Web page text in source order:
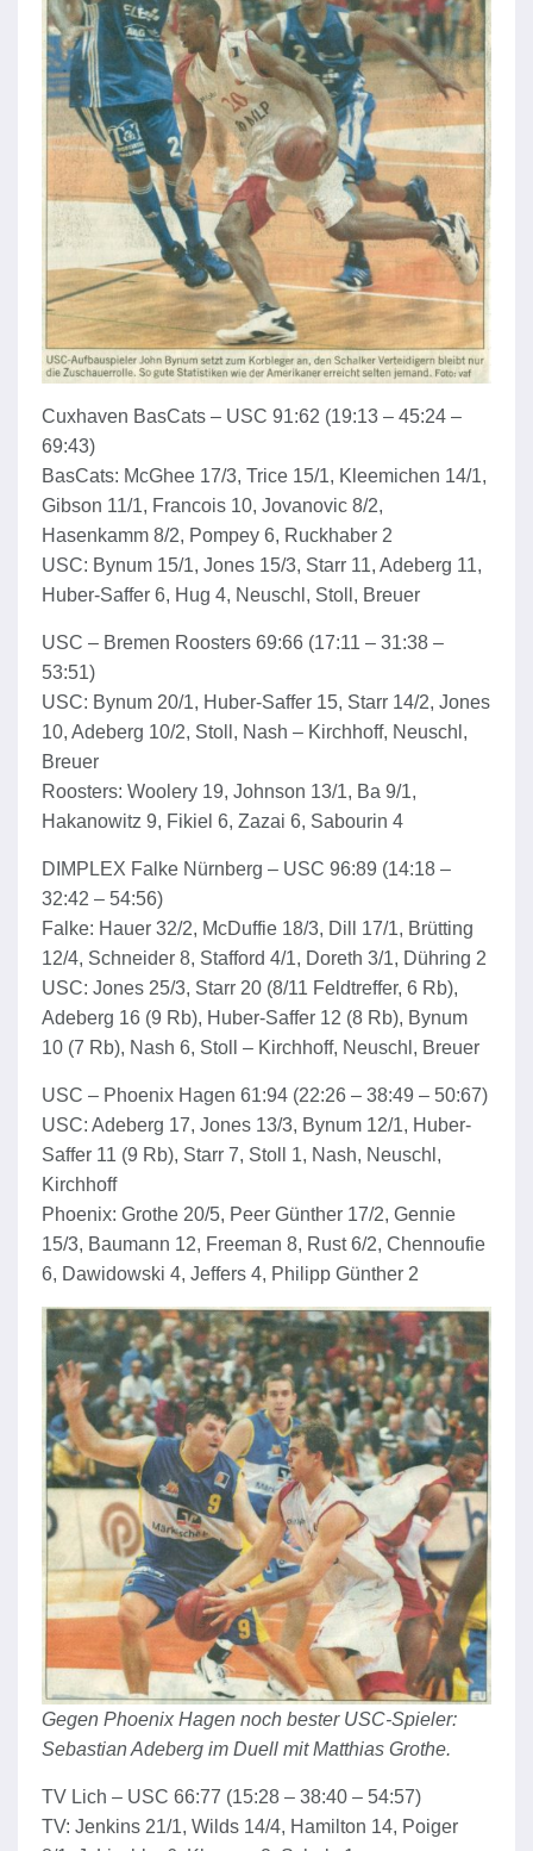
Cuxhaven BasCats – USC 91:62 (19:13 – 45:24 –
69:43)
BasCats: McGhee 17/3, Trice 15/1, Kleemichen 14/1,
Gibson 11/1, Francois 10, Jovanovic 8/2,
Hasenkamm 8/2, Pompey 6, Ruckhaber 2
USC: Bynum 15/1, Jones 15/3, Starr 11, Adeberg 11,
Huber-Saffer 6, Hug 4, Neuschl, Stoll, Breuer
USC – Bremen Roosters 69:66 (17:11 – 31:38 –
53:51)
USC: Bynum 20/1, Huber-Saffer 15, Starr 14/2, Jones
10, Adeberg 10/2, Stoll, Nash – Kirchhoff, Neuschl,
Breuer
Roosters: Woolery 19, Johnson 13/1, Ba 9/1,
Hakanowitz 9, Fikiel 6, Zazai 6, Sabourin 4
DIMPLEX Falke Nürnberg – USC 96:89 (14:18 –
32:42 – 54:56)
Falke: Hauer 32/2, McDuffie 18/3, Dill 17/1, Brütting
12/4, Schneider 8, Stafford 4/1, Doreth 3/1, Dühring 2
USC: Jones 25/3, Starr 20 (8/11 Feldtreffer, 6 Rb),
Adeberg 16 (9 Rb), Huber-Saffer 12 (8 Rb), Bynum
10 (7 Rb), Nash 6, Stoll – Kirchhoff, Neuschl, Breuer
USC – Phoenix Hagen 61:94 (22:26 – 38:49 – 50:67)
USC: Adeberg 17, Jones 13/3, Bynum 12/1, Huber-
Saffer 11 (9 Rb), Starr 7, Stoll 1, Nash, Neuschl,
Kirchhoff
Phoenix: Grothe 20/5, Peer Günther 17/2, Gennie
15/3, Baumann 12, Freeman 8, Rust 6/2, Chennoufie
6, Dawidowski 4, Jeffers 4, Philipp Günther 2
Gegen Phoenix Hagen noch bester USC-Spieler:
Sebastian Adeberg im Duell mit Matthias Grothe.
TV Lich – USC 66:77 (15:28 – 38:40 – 54:57)
TV: Jenkins 21/1, Wilds 14/4, Hamilton 14, Poiger